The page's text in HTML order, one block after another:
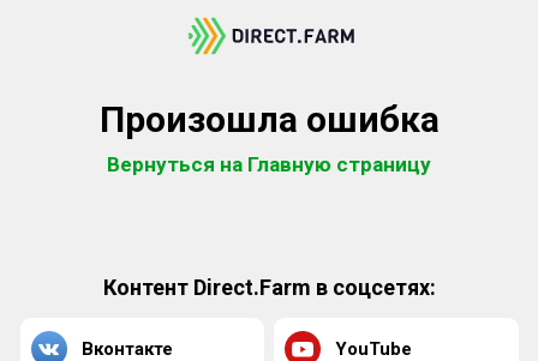
Произошла ошибка
Вернуться на Главную страницу
Контент Direct.Farm в соцсетях:
Вконтакте YouTube